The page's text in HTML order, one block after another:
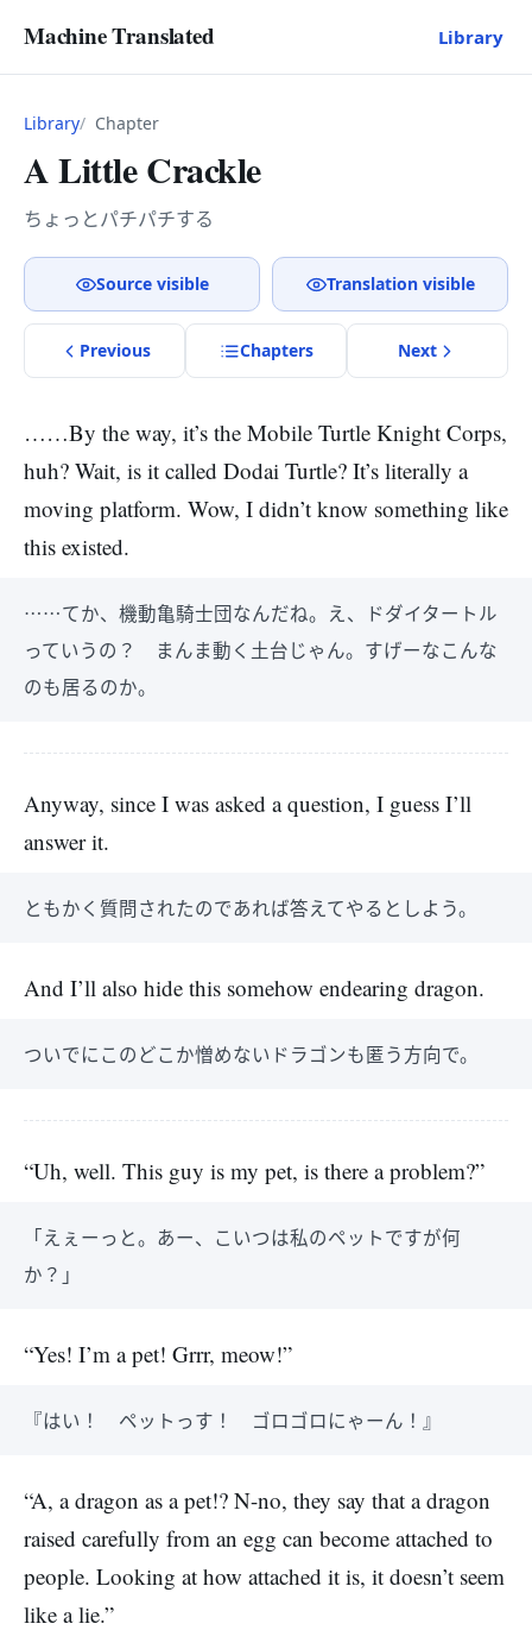
Machine Translated Library
Library Chapter
A Little Crackle
ちょっとパチパチする
Source visible Translation visible
Previous Chapters Next
……By the way, it’s the Mobile Turtle Knight Corps,
huh? Wait, is it called Dodai Turtle? It’s literally a
moving platform. Wow, I didn’t know something like
this existed.
……てか、機動亀騎士団なんだね。え、ドダイタートル
っていうの？ まんま動く土台じゃん。すげーなこんな
のも居るのか。
Anyway, since I was asked a question, I guess I’ll
answer it.
ともかく質問されたのであれば答えてやるとしよう。
And I’ll also hide this somehow endearing dragon.
ついでにこのどこか憎めないドラゴンも匿う方向で。
“Uh, well. This guy is my pet, is there a problem?”
「えぇーっと。あー、こいつは私のペットですが何
か？」
“Yes! I’m a pet! Grrr, meow!”
『はい！ ペットっす！ ゴロゴロにゃーん！』
“A, a dragon as a pet!? N-no, they say that a dragon
raised carefully from an egg can become attached to
people. Looking at how attached it is, it doesn’t seem
like a lie.”